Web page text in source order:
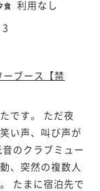
食 利用なし
3
ブース【禁
です。 ただ夜
い声、叫び声が
のクラブミュー
、突然の複数人
たまに宿泊先で